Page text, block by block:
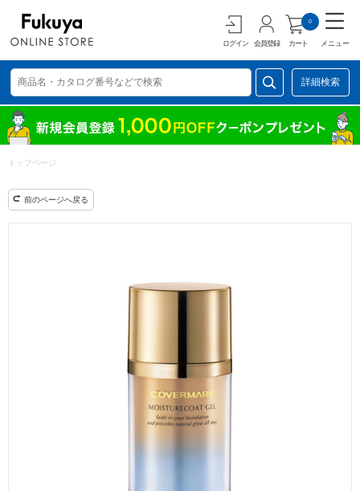
ログイン 会員登録 カート
0
メニュー
詳細検索
トップページ
前のページへ戻る